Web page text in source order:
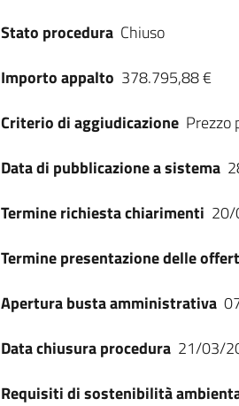
Stato procedura Chiuso
Importo appalto 378.795,88 €
Criterio di aggiudicazione Prezzo
Data di pubblicazione a sistema
Termine richiesta chiarimenti
Termine presentazione delle
Apertura busta amministrativa
Data chiusura procedura 21/03/
Requisiti di sostenibilità